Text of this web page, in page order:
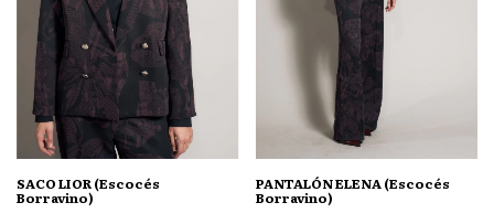
SACO LIOR (Escocés
Borravino)
PANTALÓN ELENA (Escocés
Borravino)